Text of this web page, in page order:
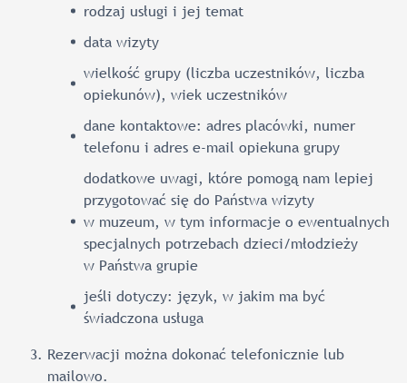
rodzaj usługi i jej temat
data wizyty
wielkość grupy (liczba uczestników, liczba
opiekunów), wiek uczestników
dane kontaktowe: adres placówki, numer
telefonu i adres e-mail opiekuna grupy
dodatkowe uwagi, które pomogą nam lepiej
przygotować się do Państwa wizyty
w muzeum, w tym informacje o ewentualnych
specjalnych potrzebach dzieci/młodzieży
w Państwa grupie
jeśli dotyczy: język, w jakim ma być
świadczona usługa
Rezerwacji można dokonać telefonicznie lub
mailowo.